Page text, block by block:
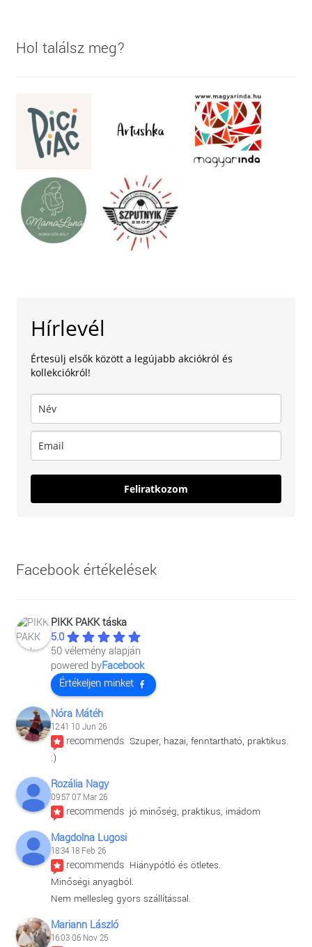
Hol találsz meg?
Hírlevél
Értesülj elsők között a legújabb akciókról és
kollekciókról!
Feliratkozom
Facebook értékelések
PIKK PAKK táska
5.0
50 vélemény alapján
powered byFacebook
Értékeljen minket
Nóra Mátéh
12:41 10 Jun 26
recommends Szuper, hazai, fenntartható, praktikus.
:)
Rozália Nagy
09:57 07 Mar 26
recommends jó minőség, praktikus, imádom
Magdolna Lugosi
18:34 18 Feb 26
recommends Hiánypótló és ötletes.
Minőségi anyagból.
Nem mellesleg gyors szállítással.
Mariann László
16:03 06 Nov 25